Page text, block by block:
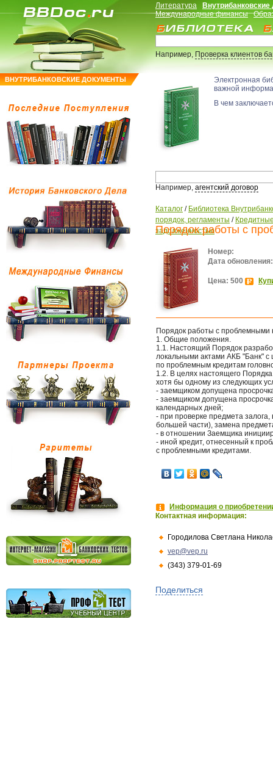
ВНУТРИБАНКОВСКИЕ ДОКУМЕНТЫ
Литература
Международные финансы
Например,Проверка клиентов
Электронная
важной
В чем
Например, агентский договор
Каталог / Библиотека
порядок, регламенты /
задолженностью
Порядок работы с
Номер:
Дата обновления:
Цена: 500
Порядок работы с проблемными
1. Общие положения.
1.1. Настоящий Порядок
локальными актами АКБ "Банк"
по проблемным кредитам
1.2. В целях настоящего
хотя бы одному из следующих
- заемщиком допущена
- заемщиком допущена
календарных дней;
- при проверке предмета
большей части), замена
- в отношении Заемщика
- иной кредит, отнесенный к
с проблемными кредитами.
Информация о
Контактная информация:
Городилова Светлана
vep@vep.ru
(343) 379-01-69
Поделиться